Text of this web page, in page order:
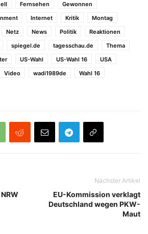
Fernsehen
Gewonnen
Internet Kritik
Montag
Netz News Politik
Reaktionen
spiegel.de tagesschau.de
Thema
US-Wahl US-Wahl 16
USA
Video wadi1989de
Wahl 16
Nächster Artikel
EU-Kommission verklagt
Deutschland wegen PKW-
Maut